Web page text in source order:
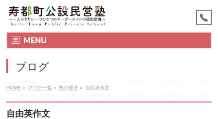
MENU
ブログ
HOME » ブログ一覧 » 塾の様子 » 自由英作文
自由英作文